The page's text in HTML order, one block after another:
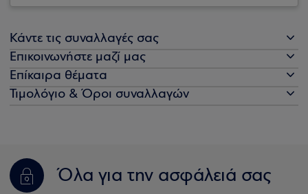
Κάντε τις συναλλαγές σας
Επικοινωνήστε μαζί μας
Επίκαιρα θέματα
Τιμολόγιο & Όροι συναλλαγών
Όλα για την ασφάλειά σας